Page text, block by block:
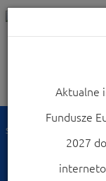
Strona główna
Rzecznik Funduszy
Aktualne
Fundusze
2027